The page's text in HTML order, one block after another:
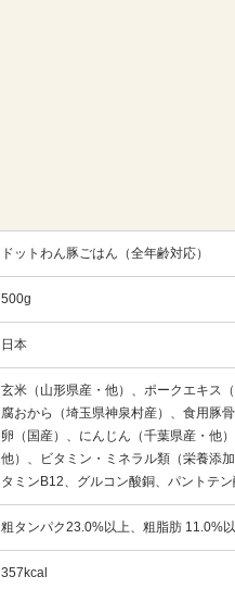
ドットわん豚ごはん（全年齢対応）
500g
日本
玄米（山形県産・他）、ポークエキス
腐おから（埼玉県神泉村産）、食用豚
卵（国産）、にんじん（千葉県産・他
他）、ビタミン・ミネラル類（栄養添
タミンB12、グルコン酸銅、パントテ
粗タンパク23.0%以上、粗脂肪 11.0%
357kcal